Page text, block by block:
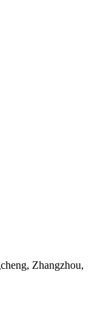
Zhangzhou,